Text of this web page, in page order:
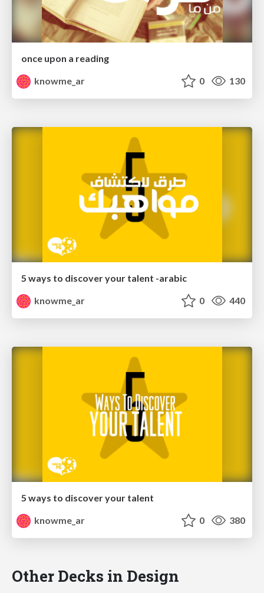
once upon a reading
knowme_ar
0 130
5 ways to discover your talent -arabic
knowme_ar
0 440
5 ways to discover your talent
knowme_ar
0 380
Other Decks in Design